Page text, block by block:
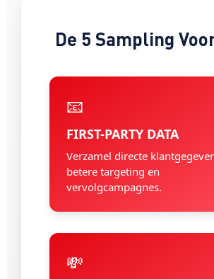
De 5 Sampling
📧
FIRST-PARTY DATA
Verzamel directe
betere targeting en
vervolgcampagnes.
💸